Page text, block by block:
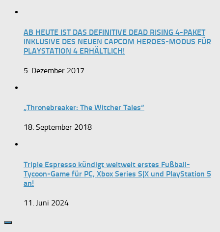
AB HEUTE IST DAS DEFINITIVE DEAD RISING 4-PAKET
INKLUSIVE DES NEUEN CAPCOM HEROES-MODUS FÜR
PLAYSTATION 4 ERHÄLTLICH!
5. Dezember 2017
„Thronebreaker: The Witcher Tales“
18. September 2018
Triple Espresso kündigt weltweit erstes Fußball-
Tycoon-Game für PC, Xbox Series S|X und PlayStation 5
an!
11. Juni 2024